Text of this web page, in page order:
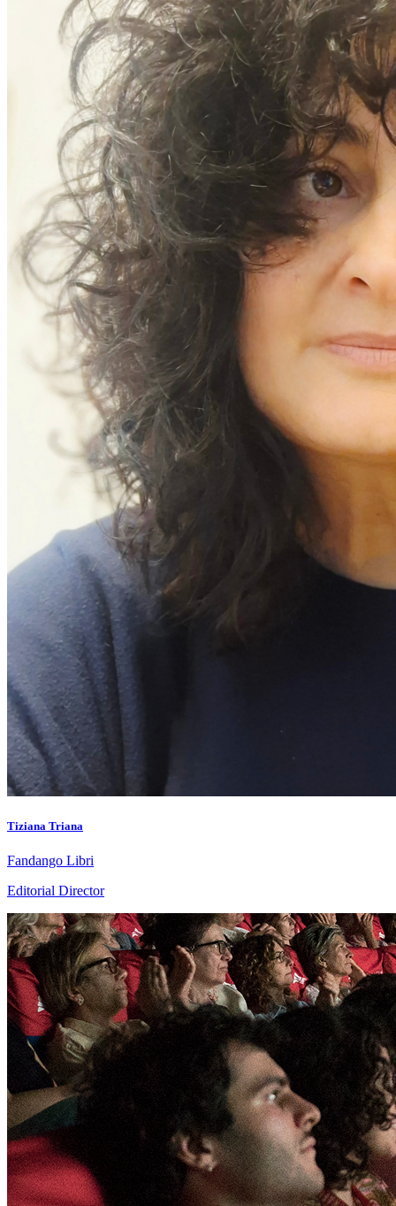
Tiziana Triana
Fandango Libri
Editorial Director